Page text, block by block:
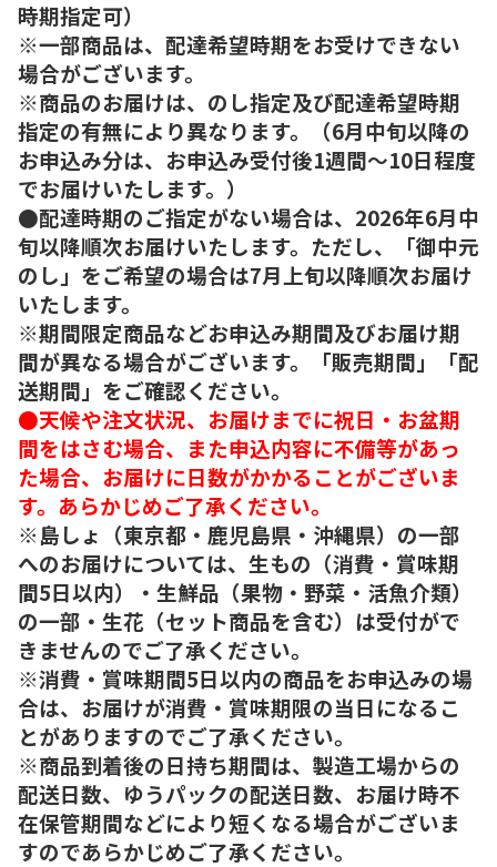
時期指定可）
※一部商品は、配達希望時期をお受けできない
場合がございます。
※商品のお届けは、のし指定及び配達希望時期
指定の有無により異なります。（6月中旬以降の
お申込み分は、お申込み受付後1週間～10日程度
でお届けいたします。）
●配達時期のご指定がない場合は、2026年6月中
旬以降順次お届けいたします。ただし、「御中元
のし」をご希望の場合は7月上旬以降順次お届け
いたします。
※期間限定商品などお申込み期間及びお届け期
間が異なる場合がございます。「販売期間」「配
送期間」をご確認ください。
●天候や注文状況、お届けまでに祝日・お盆期
間をはさむ場合、また申込内容に不備等があっ
た場合、お届けに日数がかかることがございま
す。あらかじめご了承ください。
※島しょ（東京都・鹿児島県・沖縄県）の一部
へのお届けについては、生もの（消費・賞味期
間5日以内）・生鮮品（果物・野菜・活魚介類）
の一部・生花（セット商品を含む）は受付がで
きませんのでご了承ください。
※消費・賞味期間5日以内の商品をお申込みの場
合は、お届けが消費・賞味期限の当日になるこ
とがありますのでご了承ください。
※商品到着後の日持ち期間は、製造工場からの
配送日数、ゆうパックの配送日数、お届け時不
在保管期間などにより短くなる場合がございま
すのであらかじめご了承ください。